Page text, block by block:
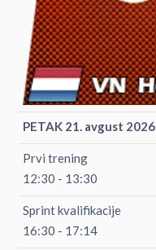
PETAK 21. avgust 2026.
Prvi trening
12:30 - 13:30
Sprint kvalifikacije
16:30 - 17:14